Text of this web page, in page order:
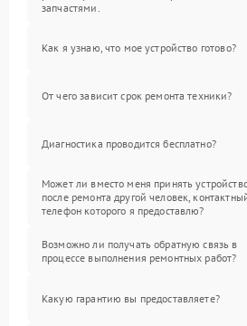
запчастями.
Как я узнаю, что мое устройство готово?
От чего зависит срок ремонта техники?
Диагностика проводится бесплатно?
Может ли вместо меня принять
после ремонта другой человек,
телефон которого я предоставлю?
Возможно ли получать обратную связь в
процессе выполнения ремонтных работ?
Какую гарантию вы предоставляете?